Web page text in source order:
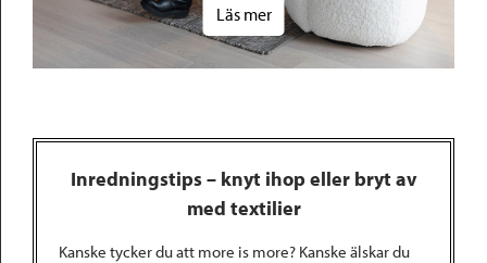
Läs mer
Inredningstips – knyt ihop eller bryt av
med textilier
Kanske tycker du att more is more? Kanske älskar du